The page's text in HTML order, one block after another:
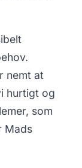
nemt at
hurtigt og
som
Mads